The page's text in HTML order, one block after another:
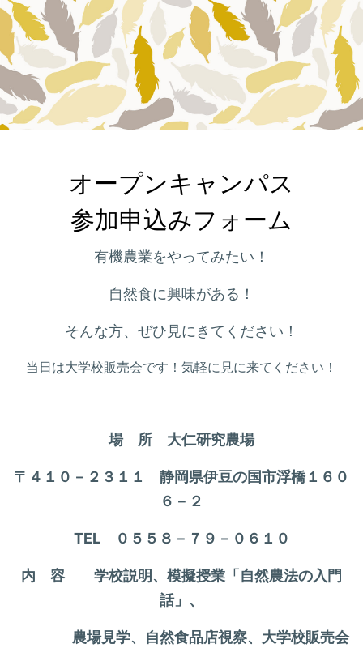
オープンキャンパス
参加申込みフォーム
有機農業をやってみたい！
自然食に興味がある！
そんな方、ぜひ見にきてください！
当日は大学校販売会です！気軽に見に来てください！
場 所 大仁研究農場
〒４１０－２３１１ 静岡県伊豆の国市浮橋１６０
６－２
TEL ０５５８－７９－０６１０
内 容 学校説明、模擬授業「自然農法の入門
話」、
農場見学、自然食品店視察、大学校販売会